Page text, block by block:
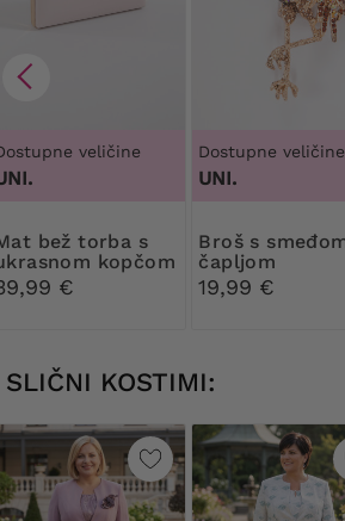
veličine
s
kopčom
€
Dostupne veličine
UNI.
Broš s smeđom
čapljom
19,99 €
SLIČNI KOSTIMI: